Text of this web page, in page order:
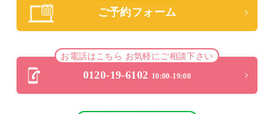
ご予約フォーム
お電話はこちら お気軽にご相談下さい
0120-19-6102 10:00-19:00